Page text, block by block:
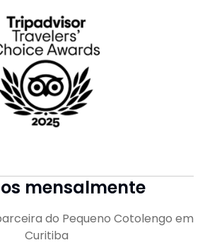
mensalmente
do Pequeno Cotolengo em
Curitiba